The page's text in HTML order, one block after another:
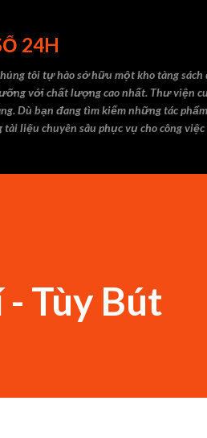
24H
tôi tự hào sở hữu một kho tàng
với chất lượng cao nhất. Thư viện
Dù bạn đang tìm kiếm những tác
liệu chuyên sâu phục vụ cho công
Tùy Bút